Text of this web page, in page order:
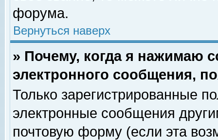
форума.
Вернуться наверх
» Почему, когда я нажимаю
электронного сообщения,
Только зарегистрированные
электронные сообщения
почтовую форму (если эта